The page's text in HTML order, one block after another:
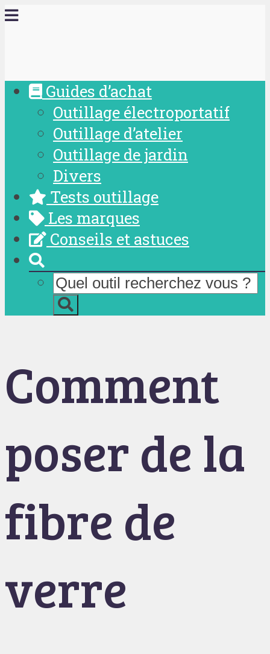
Guides d’achat
Outillage électroportatif
Outillage d’atelier
Outillage de jardin
Divers
Tests outillage
Les marques
Conseils et astuces
Comment
poser de la
fibre de
verre